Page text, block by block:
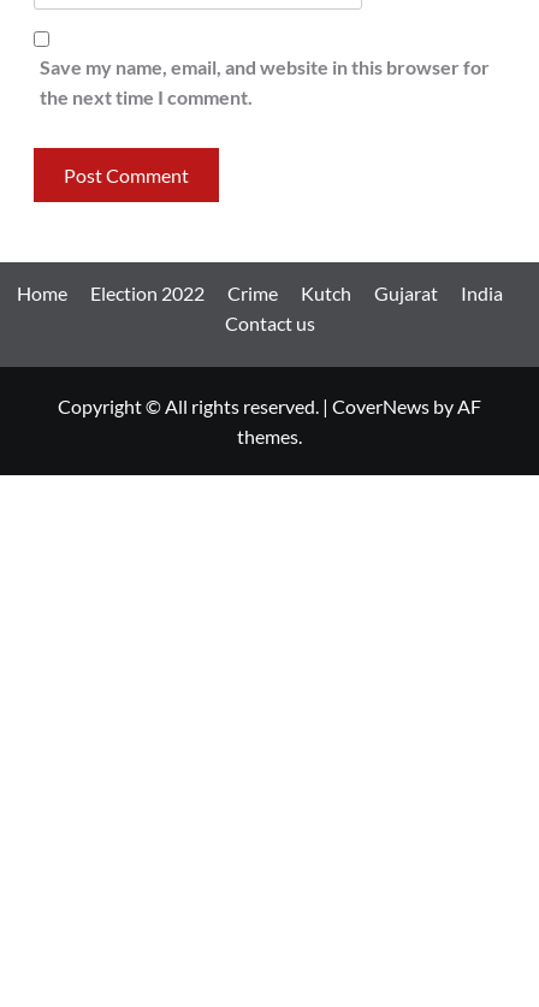
Save my name, email, and website in this browser for
the next time I comment.
Home Election 2022 Crime Kutch Gujarat
India
Contact us
Copyright © All rights reserved. | CoverNews by AF
themes.